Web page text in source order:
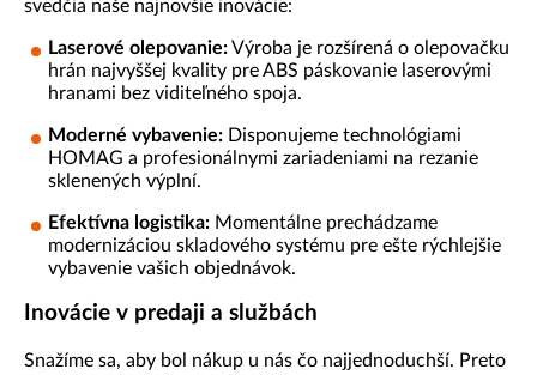
svedčia naše najnovšie inovácie:
Laserové olepovanie:Výroba je rozšírená o olepovačku
hrán najvyššej kvality pre ABS páskovanie laserovými
hranami bez viditeľného spoja.
Moderné vybavenie: Disponujeme technológiami
HOMAG a profesionálnymi zariadeniami na rezanie
sklenených výplní.
Efektívna logistika: Momentálne prechádzame
modernizáciou skladového systému pre ešte rýchlejšie
vybavenie vašich objednávok.
Inovácie v predaji a službách
Snažíme sa, aby bol nákup u nás čo najjednoduchší. Preto